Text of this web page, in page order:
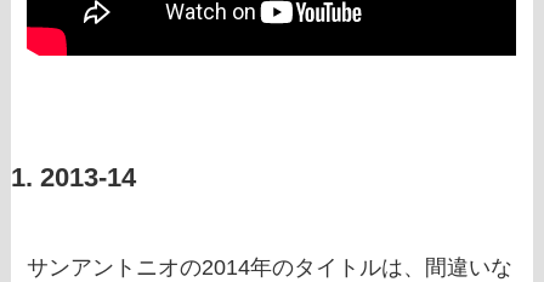
1. 2013-14
サンアントニオの2014年のタイトルは、間違いな